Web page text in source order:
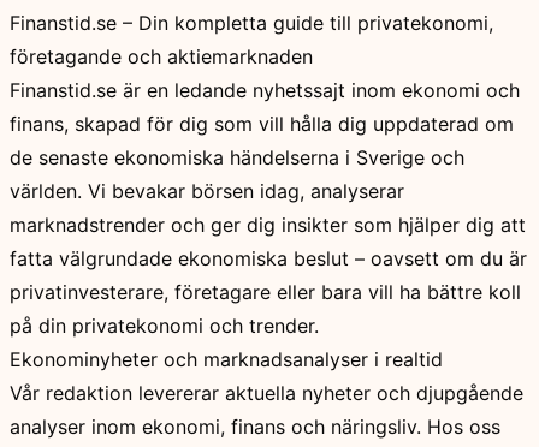
Finanstid.se – Din kompletta guide till privatekonomi,
företagande och aktiemarknaden
Finanstid.se är en ledande nyhetssajt inom ekonomi och
finans, skapad för dig som vill hålla dig uppdaterad om
de senaste ekonomiska händelserna i Sverige och
världen. Vi bevakar börsen idag, analyserar
marknadstrender och ger dig insikter som hjälper dig att
fatta välgrundade ekonomiska beslut – oavsett om du är
privatinvesterare, företagare eller bara vill ha bättre koll
på din privatekonomi och trender.
Ekonominyheter och marknadsanalyser i realtid
Vår redaktion levererar aktuella nyheter och djupgående
analyser inom ekonomi, finans och näringsliv. Hos oss